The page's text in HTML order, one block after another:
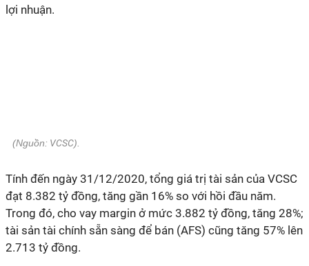
lợi nhuận.
(Nguồn: VCSC).
Tính đến ngày 31/12/2020, tổng giá trị tài sản của VCSC
đạt 8.382 tỷ đồng, tăng gần 16% so với hồi đầu năm.
Trong đó, cho vay margin ở mức 3.882 tỷ đồng, tăng 28%;
tài sản tài chính sẵn sàng để bán (AFS) cũng tăng 57% lên
2.713 tỷ đồng.